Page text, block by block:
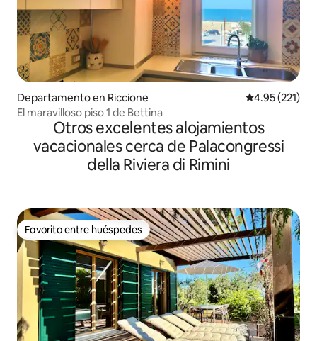
Departamento en Riccione Calificación
4.95 (221)
El maravilloso piso 1 de Bettina
Otros excelentes alojamientos
vacacionales cerca de Palacongressi
della Riviera di Rimini
Favorito entre huéspedes
Favorito entre huéspedes